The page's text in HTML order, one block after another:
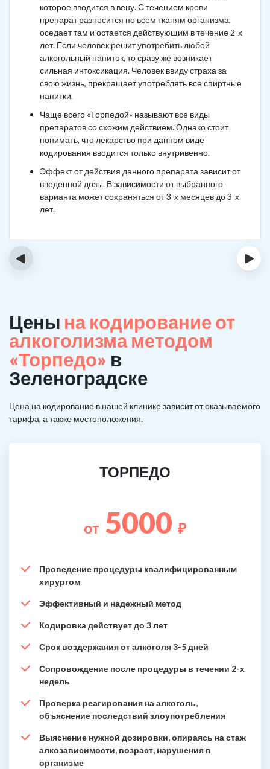
которое вводится в вену. С течением крови
препарат разносится по всем тканям организма,
оседает там и остается действующим в течение 2-х
лет. Если человек решит употребить любой
алкогольный напиток, то сразу же возникает
сильная интоксикация. Человек ввиду страха за
свою жизнь, прекращает употреблять все спиртные
напитки.
Чаще всего «Торпедой» называют все виды
препаратов со схожим действием. Однако стоит
понимать, что лекарство при данном виде
кодирования вводится только внутривенно.
Эффект от действия данного препарата зависит от
введенной дозы. В зависимости от выбранного
варианта может сохраняться от 3-х месяцев до 3-х
лет.
‹ ›
Цены на кодирование от
алкоголизма методом
«Торпедо» в
Зеленоградске
Цена на кодирование в нашей клинике зависит от оказываемого
тарифа, а также местоположения.
ТОРПЕДО
от 5000 ₽
Проведение процедуры квалифицированным
хирургом
Эффективный и надежный метод
Кодировка действует до 3 лет
Срок воздержания от алкоголя 3-5 дней
Сопровождение после процедуры в течении 2-х
недель
Проверка реагирования на алкоголь,
объяснение последствий злоупотребления
Выяснение нужной дозировки, опираясь на стаж
алкозависимости, возраст, нарушения в
организме